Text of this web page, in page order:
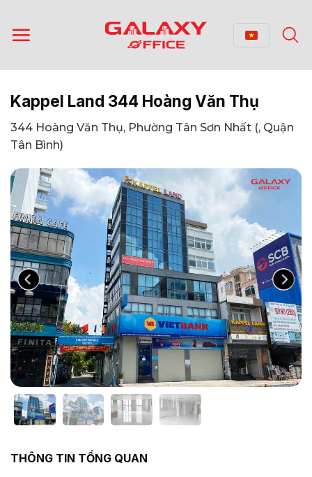
qua
nội
Kappel Land 344 Hoàng Văn Thụ
344 Hoàng Văn Thụ, Phường Tân Sơn Nhất (, Quận
Tân Bình)
THÔNG TIN TỔNG QUAN